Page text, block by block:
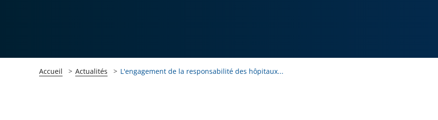
Accueil Actualités L'engagement de la responsabilité des hôpitaux...